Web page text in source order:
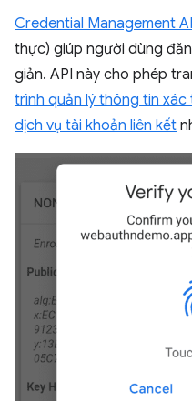
Credential Management
thực) giúp người dùng
giản. API này cho phép
trình quản lý thông tin xác
dịch vụ tài khoản liên kết